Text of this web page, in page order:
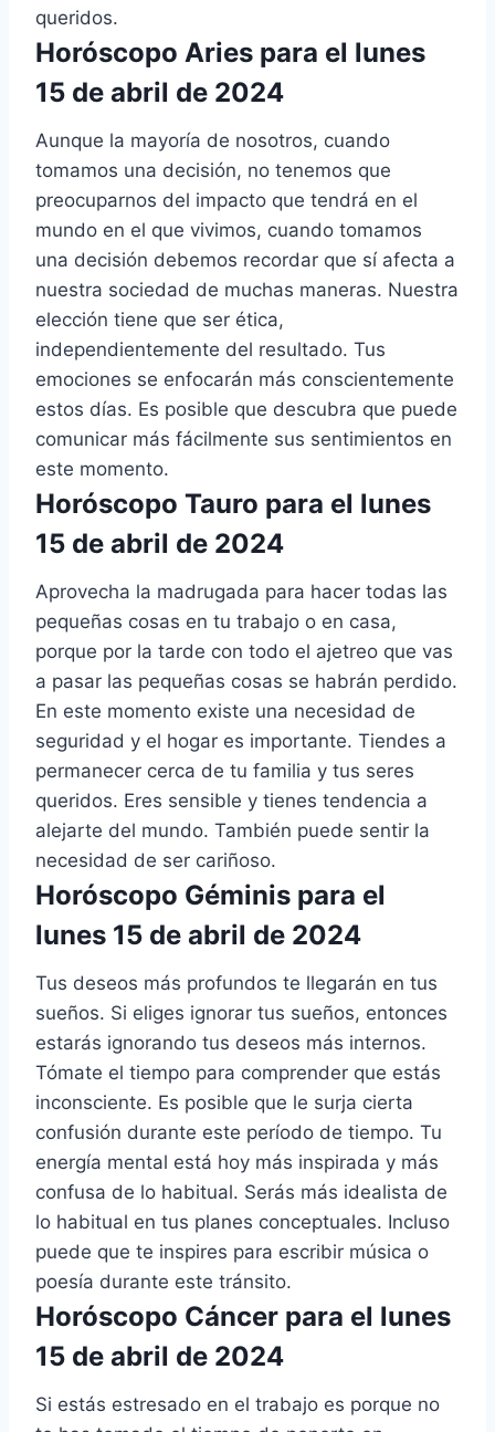
queridos.
Horóscopo Aries para el lunes
15 de abril de 2024
Aunque la mayoría de nosotros, cuando
tomamos una decisión, no tenemos que
preocuparnos del impacto que tendrá en el
mundo en el que vivimos, cuando tomamos
una decisión debemos recordar que sí afecta a
nuestra sociedad de muchas maneras. Nuestra
elección tiene que ser ética,
independientemente del resultado. Tus
emociones se enfocarán más conscientemente
estos días. Es posible que descubra que puede
comunicar más fácilmente sus sentimientos en
este momento.
Horóscopo Tauro para el lunes
15 de abril de 2024
Aprovecha la madrugada para hacer todas las
pequeñas cosas en tu trabajo o en casa,
porque por la tarde con todo el ajetreo que vas
a pasar las pequeñas cosas se habrán perdido.
En este momento existe una necesidad de
seguridad y el hogar es importante. Tiendes a
permanecer cerca de tu familia y tus seres
queridos. Eres sensible y tienes tendencia a
alejarte del mundo. También puede sentir la
necesidad de ser cariñoso.
Horóscopo Géminis para el
lunes 15 de abril de 2024
Tus deseos más profundos te llegarán en tus
sueños. Si eliges ignorar tus sueños, entonces
estarás ignorando tus deseos más internos.
Tómate el tiempo para comprender que estás
inconsciente. Es posible que le surja cierta
confusión durante este período de tiempo. Tu
energía mental está hoy más inspirada y más
confusa de lo habitual. Serás más idealista de
lo habitual en tus planes conceptuales. Incluso
puede que te inspires para escribir música o
poesía durante este tránsito.
Horóscopo Cáncer para el lunes
15 de abril de 2024
Si estás estresado en el trabajo es porque no